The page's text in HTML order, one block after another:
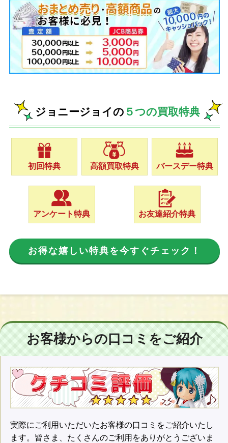
ジョニージョイの ５つの買取特典
初回特典 高額買取特典 バースデー特典
アンケート特典 お友達紹介特典
お得な嬉しい特典を今すぐチェック！
お客様からの口コミをご紹介
実際にご利用いただいたお客様の口コミをご紹介いたし
ます。皆さま、たくさんのご利用をありがとうございま